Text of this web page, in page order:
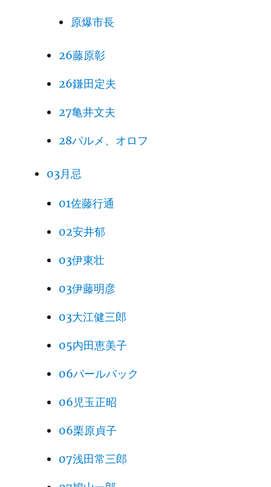
原爆市長
26藤原彰
26鎌田定夫
27亀井文夫
28パルメ、オロフ
03月忌
01佐藤行通
02安井郁
03伊東壮
03伊藤明彦
03大江健三郎
05内田恵美子
06パールバック
06児玉正昭
06栗原貞子
07浅田常三郎